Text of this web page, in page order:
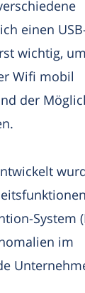
einen
wichtig, um
Wifi mobil
der
System
im